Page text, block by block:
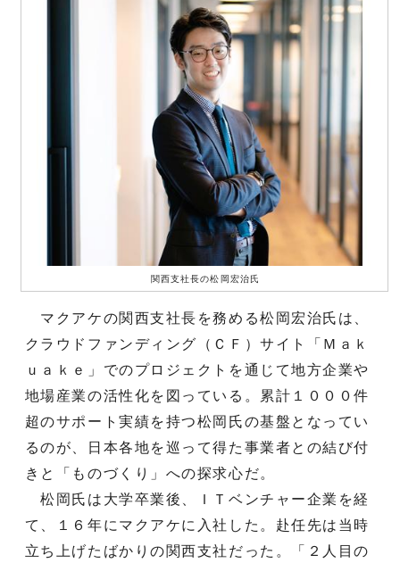
関西支社長の松岡宏治氏
マクアケの関西支社長を務める松岡宏治氏は、
クラウドファンディング（ＣＦ）サイト「Ｍａｋ
ｕａｋｅ」でのプロジェクトを通じて地方企業や
地場産業の活性化を図っている。累計１０００件
超のサポート実績を持つ松岡氏の基盤となってい
るのが、日本各地を巡って得た事業者との結び付
きと「ものづくり」への探求心だ。
松岡氏は大学卒業後、ＩＴベンチャー企業を経
て、１６年にマクアケに入社した。赴任先は当時
立ち上げたばかりの関西支社だった。「２人目の